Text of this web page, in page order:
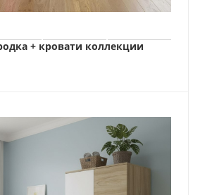
+ кровати коллекции